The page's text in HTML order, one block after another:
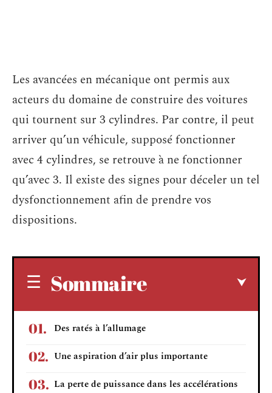
Les avancées en mécanique ont permis aux
acteurs du domaine de construire des voitures
qui tournent sur 3 cylindres. Par contre, il peut
arriver qu’un véhicule, supposé fonctionner
avec 4 cylindres, se retrouve à ne fonctionner
qu’avec 3. Il existe des signes pour déceler un tel
dysfonctionnement afin de prendre vos
dispositions.
Sommaire
Des ratés à l’allumage
Une aspiration d’air plus importante
La perte de puissance dans les accélérations